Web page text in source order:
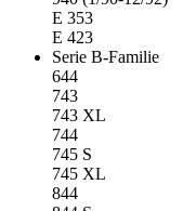
E 353
E 423
Serie B-Familie
644
743
743 XL
744
745 S
745 XL
844